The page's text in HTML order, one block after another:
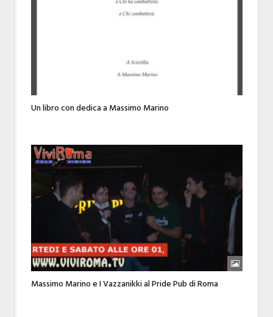
Un libro con dedica a Massimo Marino
Massimo Marino e I Vazzanikki al Pride Pub di Roma